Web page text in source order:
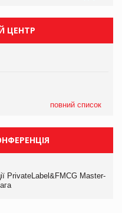
ЦЕНТР
повний список
PrivateLabel&FMCG Master-